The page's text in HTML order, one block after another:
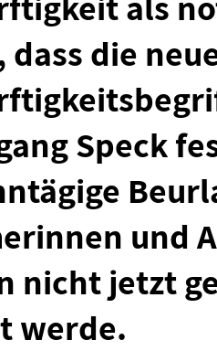
dass die
Speck
und
nicht jetzt
werde.